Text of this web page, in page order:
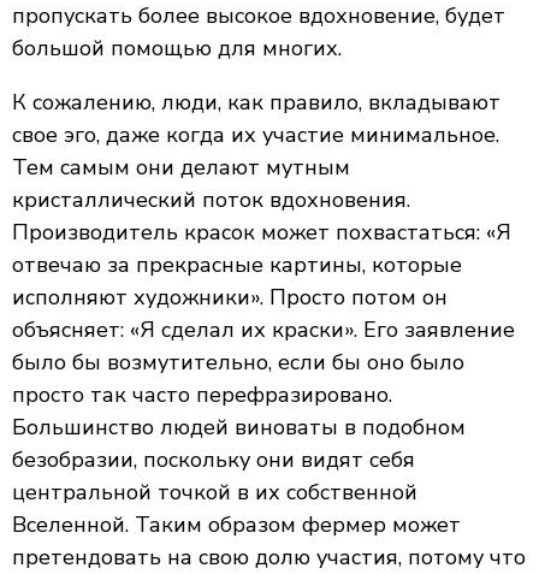
пропускать более высокое вдохновение, будет
большой помощью для многих.
К сожалению, люди, как правило, вкладывают
свое эго, даже когда их участие минимальное.
Тем самым они делают мутным
кристаллический поток вдохновения.
Производитель красок может похвастаться: «Я
отвечаю за прекрасные картины, которые
исполняют художники». Просто потом он
объясняет: «Я сделал их краски». Его заявление
было бы возмутительно, если бы оно было
просто так часто перефразировано.
Большинство людей виноваты в подобном
безобразии, поскольку они видят себя
центральной точкой в их собственной
Вселенной. Таким образом фермер может
претендовать на свою долю участия, потому что